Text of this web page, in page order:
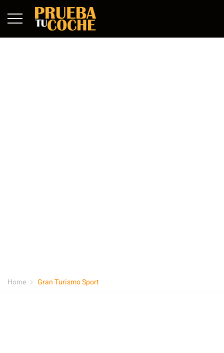
Home Gran Turismo Sport